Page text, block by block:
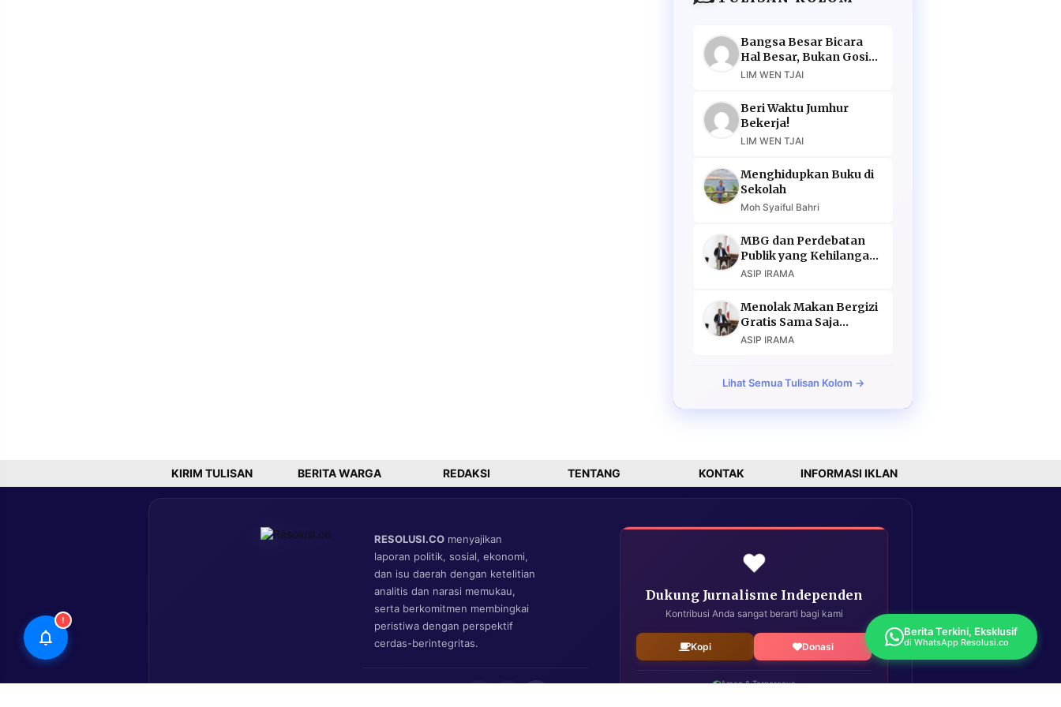
Bangsa Besar Bicara
Hal Besar, Bukan Gosip
Murahan
LIM WEN TJAI
Beri Waktu Jumhur
Bekerja!
LIM WEN TJAI
Menghidupkan Buku di
Sekolah
Moh Syaiful Bahri
MBG dan Perdebatan
Publik yang Kehilangan
Argumen
ASIP IRAMA
Menolak Makan Bergizi
Gratis Sama Saja
Menolak Masa Depan
ASIP IRAMA
Lihat Semua Tulisan Kolom →
KIRIM TULISAN BERITA WARGA REDAKSI TENTANG KONTAK INFORMASI IKLAN
RESOLUSI.CO menyajikan
laporan politik, sosial, ekonomi,
dan isu daerah dengan ketelitian
analitis dan narasi memukau,
serta berkomitmen membingkai
peristiwa dengan perspektif
cerdas-berintegritas.
❤️
Dukung Jurnalisme Independen
Kontribusi Anda sangat berarti bagi kami
Kopi Donasi
Aman & Terpercaya
!
Berita Terkini, Eksklusif
di WhatsApp Resolusi.co